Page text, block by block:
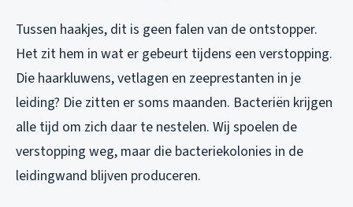
Tussen haakjes, dit is geen falen van de ontstopper.
Het zit hem in wat er gebeurt tijdens een verstopping.
Die haarkluwens, vetlagen en zeeprestanten in je
leiding? Die zitten er soms maanden. Bacteriën krijgen
alle tijd om zich daar te nestelen. Wij spoelen de
verstopping weg, maar die bacteriekolonies in de
leidingwand blijven produceren.